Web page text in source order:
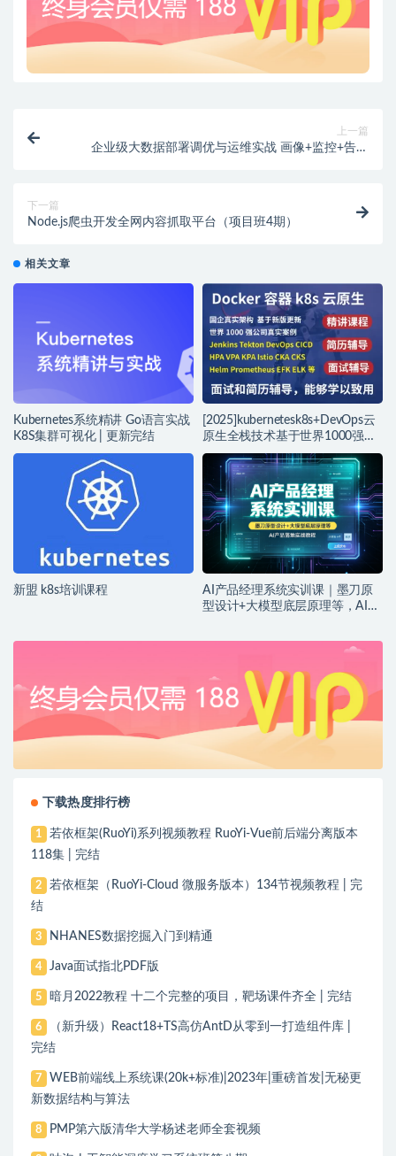
上一篇
企业级大数据部署调优与运维实战 画像+监控+告警
下一篇
Node.js爬虫开发全网内容抓取平台（项目班4期）
相关文章
Kubernetes系统精讲 Go语言实战
K8S集群可视化 | 更新完结
[2025]kubernetesk8s+DevOps云
原生全栈技术基于世界1000强实
战课程
新盟 k8s培训课程
AI产品经理系统实训课｜墨刀原
型设计+大模型底层原理等，AI产
下载热度排行榜
1
若依框架(RuoYi)系列视频教程 RuoYi-Vue前后端分离版本
118集 | 完结
2
若依框架（RuoYi-Cloud 微服务版本）134节视频教程 | 完
结
3 NHANES数据挖掘入门到精通
4 Java面试指北PDF版
5 暗月2022教程 十二个完整的项目，靶场课件齐全 | 完结
6
（新升级）React18+TS高仿AntD从零到一打造组件库 |
完结
7
WEB前端线上系统课(20k+标准)|2023年|重磅首发|无秘更
新数据结构与算法
8 PMP第六版清华大学杨述老师全套视频